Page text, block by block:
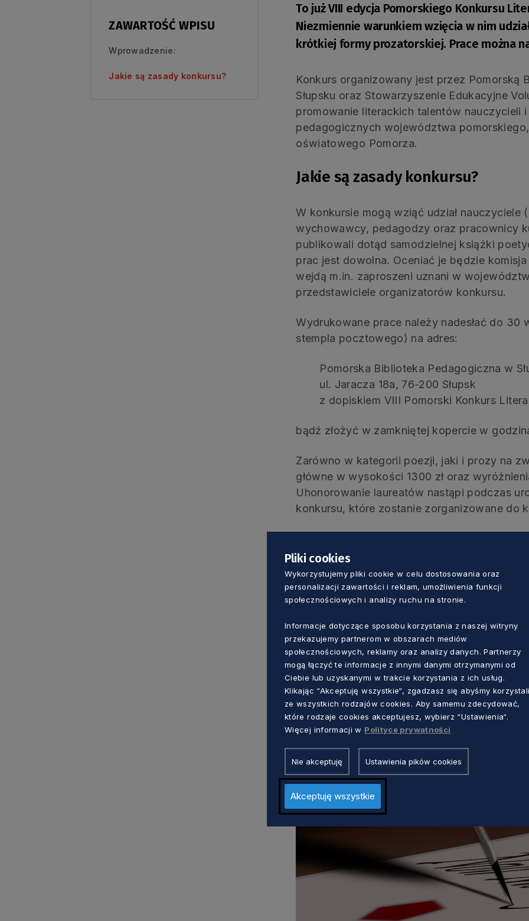
ZAWARTOŚĆ WPISU
Wprowadzenie:
Jakie są zasady konkursu?
To już VIII edycja Pomorskiego Konkursu
Niezmiennie warunkiem wzięcia w nim
krótkiej formy prozatorskiej. Prace można
Konkurs organizowany jest przez Pomorską
Słupsku oraz Stowarzyszenie Edukacyjne
promowanie literackich talentów nauczycieli
pedagogicznych województwa
oświatowego Pomorza.
Jakie są zasady konkursu?
W konkursie mogą wziąć udział nauczyciele
wychowawcy, pedagodzy oraz pracownicy
publikowali dotąd samodzielnej książki
prac jest dowolna. Oceniać je będzie
wejdą m.in. zaproszeni uznani w
przedstawiciele organizatorów konkursu.
Wydrukowane prace należy nadesłać do 30
stempla pocztowego) na adres:
Pomorska Biblioteka Pedagogiczna w
ul. Jaracza 18a, 76-200 Słupsk
z dopiskiem VIII Pomorski Konkurs
bądź złożyć w zamkniętej kopercie w
Zarówno w kategorii poezji, jaki i prozy na
główne w wysokości 1300 zł oraz
Uhonorowanie laureatów nastąpi podczas
konkursu, które zostanie zorganizowane do
Pliki cookies
Wykorzystujemy pliki cookie w celu dostosowania oraz
personalizacji zawartości i reklam, umożliwienia funkcji
społecznościowych i analizy ruchu na stronie.
Informacje dotyczące sposobu korzystania z naszej witryny
przekazujemy partnerom w obszarach mediów
społecznościowych, reklamy oraz analizy danych. Partnerzy
mogą łączyć te informacje z innymi danymi otrzymanymi od
Ciebie lub uzyskanymi w trakcie korzystania z ich usług.
Klikając “Akceptuję wszystkie“, zgadzasz się abyśmy
ze wszystkich rodzajów cookies. Aby samemu zdecydować,
które rodzaje cookies akceptujesz, wybierz “Ustawienia“.
Więcej informacji w Polityce prywatności
Nie akceptuję Ustawienia pików cookies
Akceptuję wszystkie